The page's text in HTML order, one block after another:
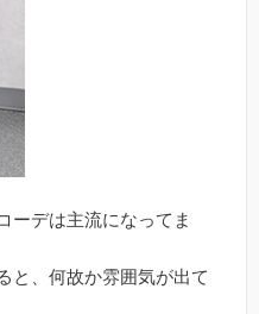
ーデは主流になってま
と、何故か雰囲気が出て